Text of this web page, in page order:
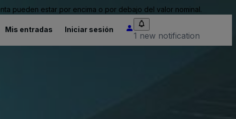
pueden estar por encima o por debajo del valor nominal.
Mis entradas Iniciar sesión
1 new notification